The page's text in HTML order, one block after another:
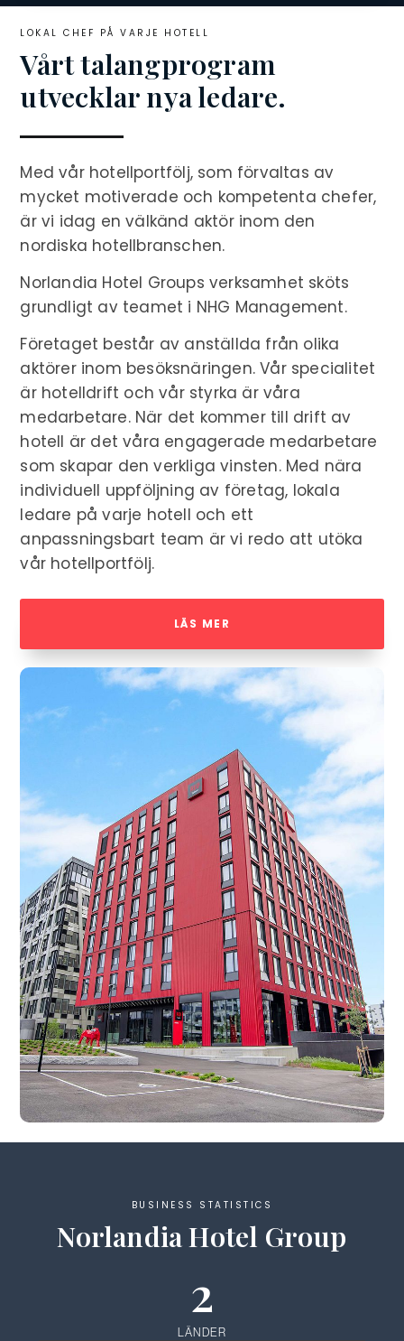
LOKAL CHEF PÅ VARJE HOTELL
Vårt talangprogram
utvecklar nya ledare.
Med vår hotellportfölj, som förvaltas av
mycket motiverade och kompetenta chefer,
är vi idag en välkänd aktör inom den
nordiska hotellbranschen.
Norlandia Hotel Groups verksamhet sköts
grundligt av teamet i NHG Management.
Företaget består av anställda från olika
aktörer inom besöksnäringen.Vår specialitet
är hotelldrift och vår styrka är våra
medarbetare. När det kommer till drift av
hotell är det våra engagerade medarbetare
som skapar den verkliga vinsten. Med nära
individuell uppföljning av företag, lokala
ledare på varje hotell och ett
anpassningsbart team är vi redo att utöka
vår hotellportfölj.
LÄS MER
BUSINESS STATISTICS
Norlandia Hotel Group
2
LÄNDER